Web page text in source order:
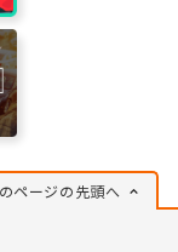
ページの先頭へ